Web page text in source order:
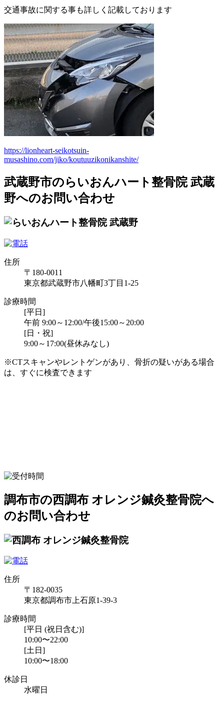
交通事故に関する事も詳しく記載しております
https://lionheart-seikotsuin-
musashino.com/jiko/koutuuzikonikanshite/
武蔵野市のらいおんハート整骨院 武蔵
野へのお問い合わせ
住所
〒180-0011
東京都武蔵野市八幡町3丁目1-25
診療時間
[平日]
午前 9:00～12:00/午後15:00～20:00
[日・祝]
9:00～17:00(昼休みなし)
※CTスキャンやレントゲンがあり、骨折の疑いがある場合
は、すぐに検査できます
調布市の西調布 オレンジ鍼灸整骨院へ
のお問い合わせ
住所
〒182-0035
東京都調布市上石原1-39-3
診療時間
[平日 (祝日含む)]
10:00〜22:00
[土日]
10:00〜18:00
休診日
水曜日